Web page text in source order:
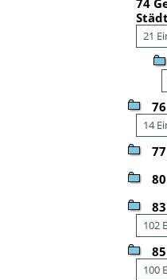
21
14
102
100